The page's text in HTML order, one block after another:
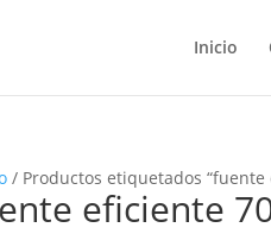
Inicio
/ Productos etiquetados “fuente
eficiente